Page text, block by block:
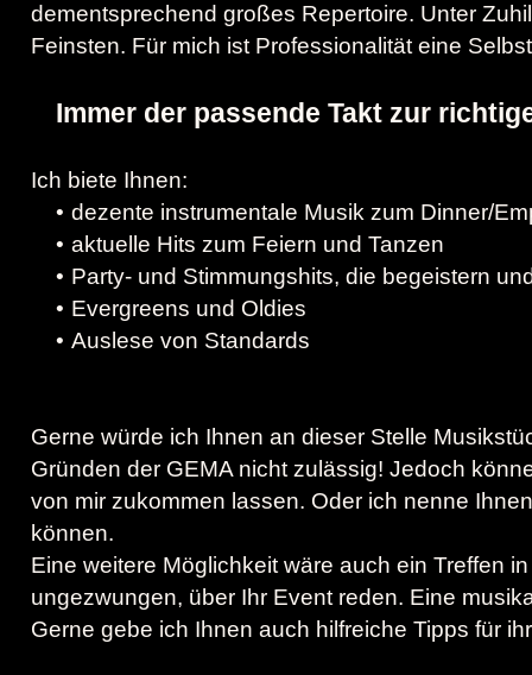
dementsprechend großes Repertoire. Unter
Feinsten. Für mich ist Professionalität eine
Immer der passende Takt zur
Ich biete Ihnen:
dezente instrumentale Musik zum Dinner/
aktuelle Hits zum Feiern und Tanzen
Party- und Stimmungshits, die begeistern
Evergreens und Oldies
Auslese von Standards
Gerne würde ich Ihnen an dieser Stelle
Gründen der GEMA nicht zulässig! Jedoch
von mir zukommen lassen. Oder ich nenne
können.
Eine weitere Möglichkeit wäre auch ein Treffen
ungezwungen, über Ihr Event reden. Eine
Gerne gebe ich Ihnen auch hilfreiche Tipps für